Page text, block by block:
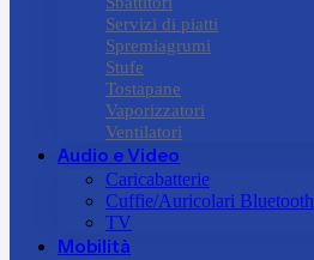
Servizi di piatti
Spremiagrumi
Stufe
Tostapane
Vaporizzatori
Ventilatori
Audio e Video
Caricabatterie
Cuffie/Auricolari Bluetooth
TV
Mobilità